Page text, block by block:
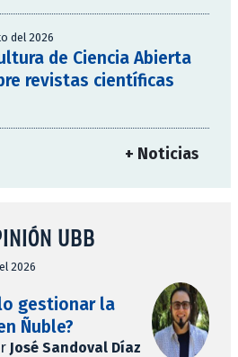
del 2026
de Ciencia Abierta
revistas científicas
+ Noticias
UBB
2026
gestionar la
Ñuble?
José Sandoval Díaz